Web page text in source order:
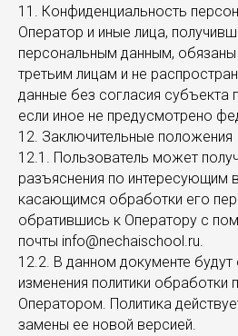
11. Конфиденциальность
Оператор и иные лица,
персональным данным,
третьим лицам и не
данные без согласия субъекта
если иное не предусмотрено
12. Заключительные положения
12.1. Пользователь может
разъяснения по интересующим
касающимся обработки его
обратившись к Оператору с
почты info@nechaischool.ru.
12.2. В данном документе
изменения политики обработки
Оператором. Политика
замены ее новой версией.